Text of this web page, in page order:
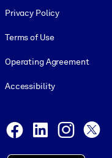
Privacy Policy
Terms of Use
Operating Agreement
Accessibility
Facebook
LinkedIn